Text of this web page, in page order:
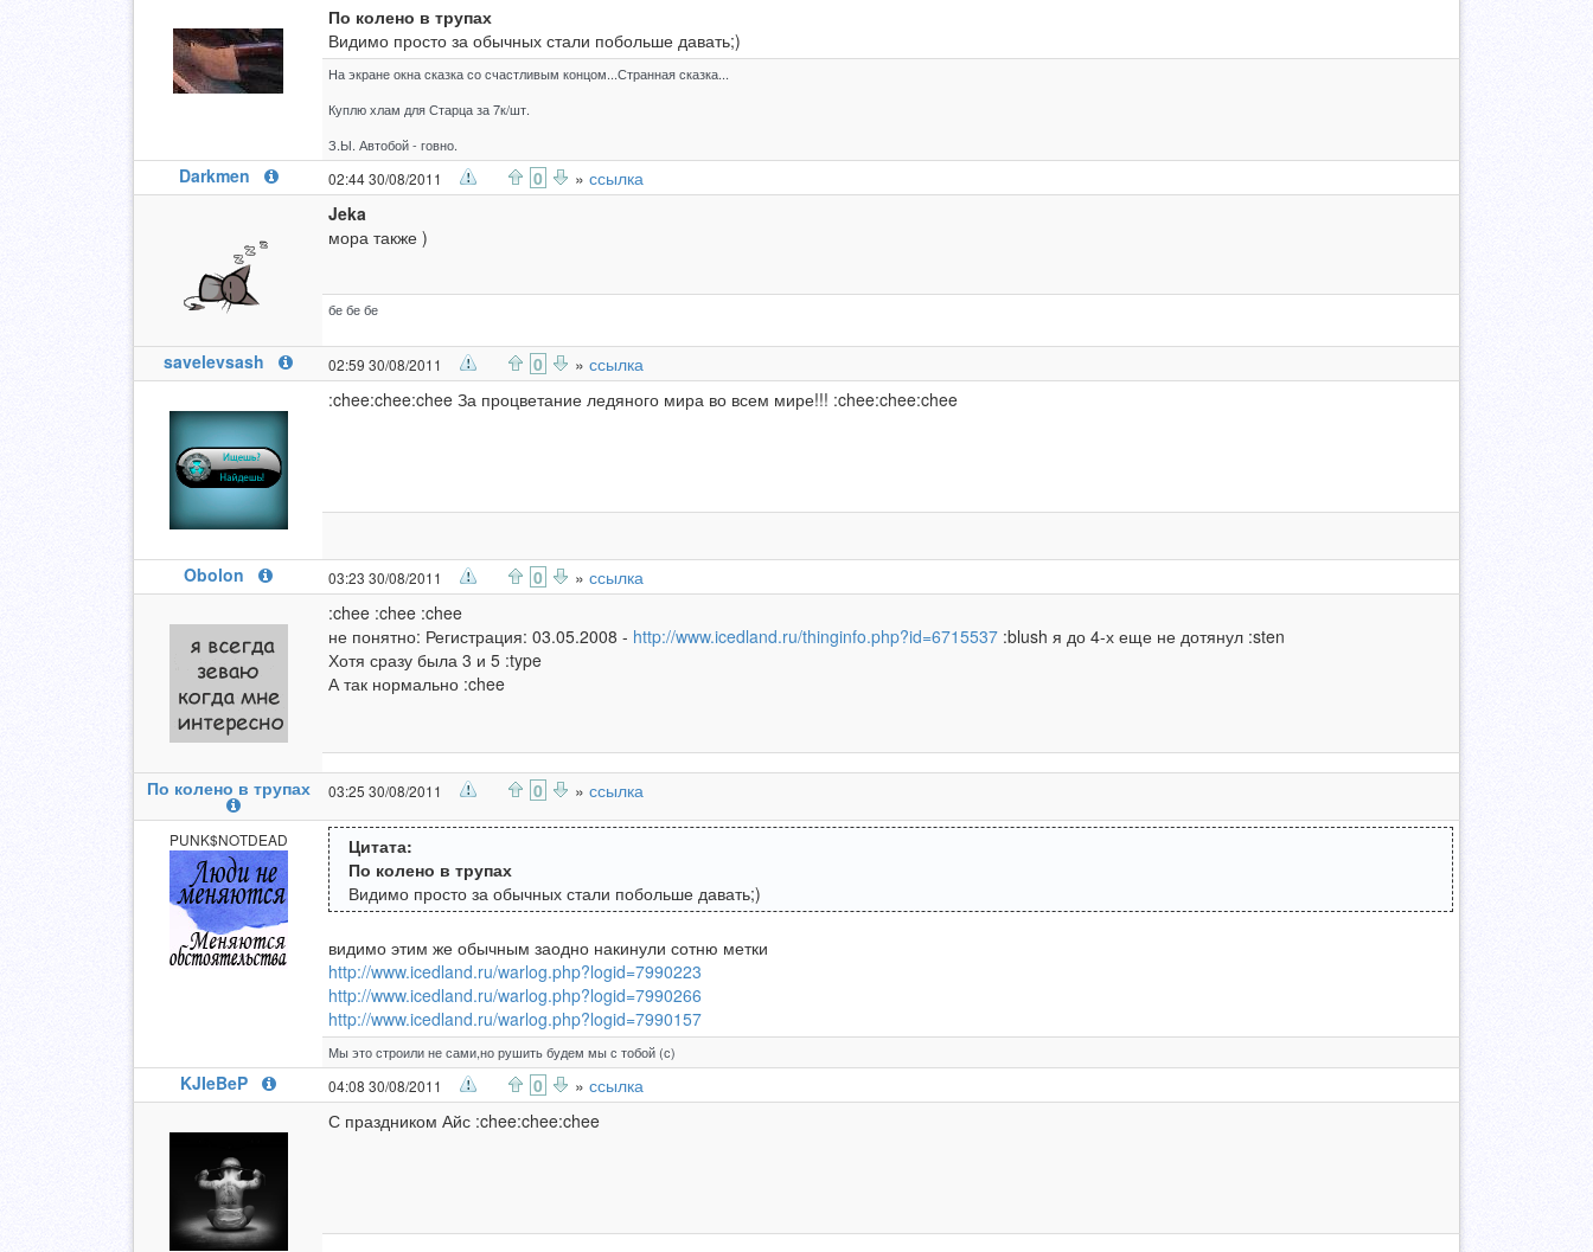
По колено в трупах
Видимо просто за обычных стали побольше давать;)
На экране окна сказка со счастливым концом...Странная сказка...
Куплю хлам для Старца за 7к/шт.
З.Ы. Автобой - говно.
Darkmen 02:44 30/08/2011 0 » ссылка
Jeka
мора также )
бе бе бе
savelevsash 02:59 30/08/2011 0 » ссылка
:chee:chee:chee За процветание ледяного мира во всем мире!!! :chee:chee:chee
Obolon 03:23 30/08/2011 0 » ссылка
:chee :chee :chee
не понятно: Регистрация: 03.05.2008 - http://www.icedland.ru/thinginfo.php?id=6715537 :blush я до 4-х еще не дотянул :sten
Хотя сразу была 3 и 5 :type
А так нормально :chee
По колено в трупах 03:25 30/08/2011 0 » ссылка
PUNK$NOTDEAD
Цитата:
По колено в трупах
Видимо просто за обычных стали побольше давать;)
видимо этим же обычным заодно накинули сотню метки
http://www.icedland.ru/warlog.php?logid=7990223
http://www.icedland.ru/warlog.php?logid=7990266
http://www.icedland.ru/warlog.php?logid=7990157
Мы это строили не сами,но рушить будем мы с тобой (с)
KJIeBeP 04:08 30/08/2011 0 » ссылка
С праздником Айс :chee:chee:chee